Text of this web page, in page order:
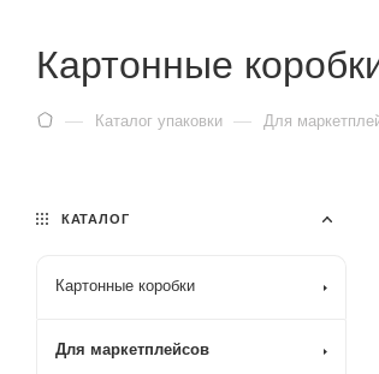
Картонные
— Каталог упаковки — Для
КАТАЛОГ
Картонные коробки
Для маркетплейсов